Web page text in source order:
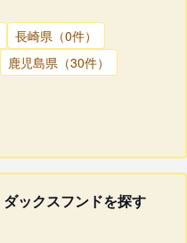
長崎県（0件）
鹿児島県（30件）
ックスフンドを探す